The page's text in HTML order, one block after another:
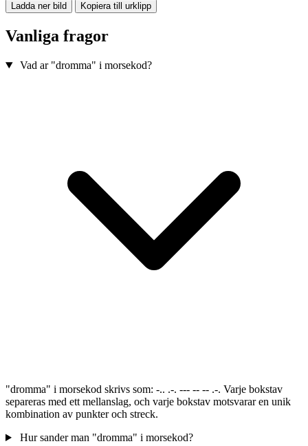
Ladda ner bild Kopiera till urklipp
Vanliga fragor
Vad ar "dromma" i morsekod?
"dromma" i morsekod skrivs som: -.. .-. --- -- -- .-. Varje bokstav
separeras med ett mellanslag, och varje bokstav motsvarar en unik
kombination av punkter och streck.
Hur sander man "dromma" i morsekod?